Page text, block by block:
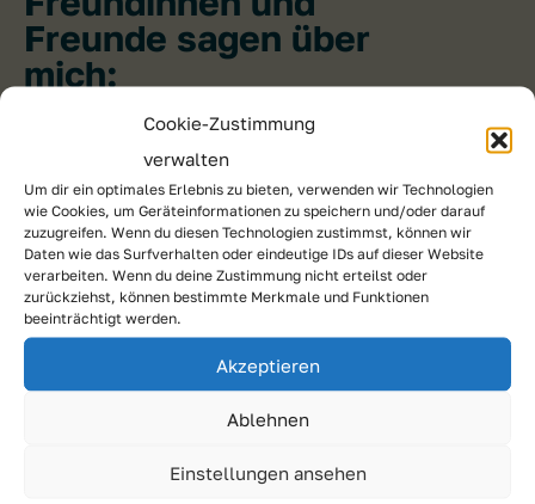
Cookie-Zustimmung
verwalten
Um dir ein optimales Erlebnis zu bieten, verwenden wir Technologien
wie Cookies, um Geräteinformationen zu speichern und/oder darauf
zuzugreifen. Wenn du diesen Technologien zustimmst, können wir
Daten wie das Surfverhalten oder eindeutige IDs auf dieser Website
verarbeiten. Wenn du deine Zustimmung nicht erteilst oder
zurückziehst, können bestimmte Merkmale und Funktionen
beeinträchtigt werden.
Akzeptieren
Ablehnen
Einstellungen ansehen
Freunde sagen über
mich:
… dass ich ehrgeizig und
verantwortungsbewusst bin.
Gleichberechtigung
bedeutet für mich:
… dass alle – egal ob Mann oder Frau,
Jung oder Alt, Arm oder Reich – die
gleichen Chancen haben in allem –